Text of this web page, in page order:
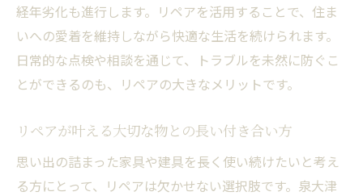
経年劣化も進行します。リペアを活用することで、住ま
いへの愛着を維持しながら快適な生活を続けられます。
日常的な点検や相談を通じて、トラブルを未然に防ぐこ
とができるのも、リペアの大きなメリットです。
リペアが叶える大切な物との長い付き合い方
思い出の詰まった家具や建具を長く使い続けたいと考え
る方にとって、リペアは欠かせない選択肢です。泉大津